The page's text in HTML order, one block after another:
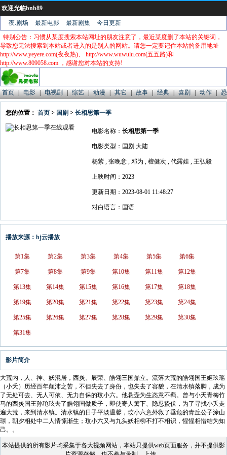
欢迎光临bnb89
夜.剧场 最新电影 最新剧集
今日更新
特别公告：习惯从某度搜索本站网址的朋友注意了，最近某度删了本站的关键词，
导致您无法搜索到本站或者进入的是别人的网站。请您一定要记住本站的备用地址
http://www.yeyere.com(夜夜热)、 http://www.wuwulu.com(五五路)和
http://www.809058.com ，感谢您对本站的支持!
首页 | 电影 | 电视剧 | 综艺 | 动漫 | 其它 | 故事 | 经典 | 喜剧 | 动作 |
您的位置： 首页 > 国剧 > 长相思第一季
电影名称： 长相思第一季
电影类型：国剧 大陆
杨紫 , 张晚意 , 邓为 , 檀健次 , 代露娃 , 王弘毅
上映时间：2023
更新日期：2023-08-01 11:48:27
对白语言：国语
播放来源：bj云播放
第1集 第2集 第3集 第4集 第5集 第6集
第7集 第8集 第9集 第10集 第11集 第12集
第13集 第14集 第15集 第16集 第17集 第18集
第19集 第20集 第21集 第22集 第23集 第24集
第25集 第26集 第27集 第28集 第29集 第30集
第31集
影片简介
大荒内，人、神、妖混居，西炎、辰荣、皓翎三国鼎立。流落大荒的皓翎国王姬玖瑶
（小夭）历经百年颠沛之苦，不但失去了身份，也失去了容貌，在清水镇落脚，成为
了无处可去、无人可依、无力自保的玟小六。他悬壶为生恣意不羁。曾与小夭青梅竹
马的西炎国王孙玱玹去了皓翎国做质子，即使寄人篱下、隐忍蛰伏，为了寻找小夭走
遍大荒，来到清水镇。清水镇的日子平淡温馨，玟小六意外救了垂危的青丘公子涂山
璟，朝夕相处中二人情愫渐生；玟小六又与九头妖相柳不打不相识，惺惺相惜结为知
己。。
本站提供的所有影片均采集于各大视频网站，本站只提供web页面服务，并不提供影